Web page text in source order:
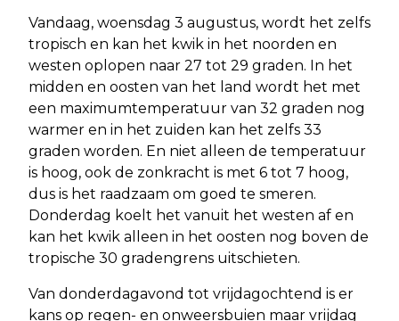
Vandaag, woensdag 3 augustus, wordt het zelfs
tropisch en kan het kwik in het noorden en
westen oplopen naar 27 tot 29 graden. In het
midden en oosten van het land wordt het met
een maximumtemperatuur van 32 graden nog
warmer en in het zuiden kan het zelfs 33
graden worden. En niet alleen de temperatuur
is hoog, ook de zonkracht is met 6 tot 7 hoog,
dus is het raadzaam om goed te smeren.
Donderdag koelt het vanuit het westen af en
kan het kwik alleen in het oosten nog boven de
tropische 30 gradengrens uitschieten.
Van donderdagavond tot vrijdagochtend is er
kans op regen- en onweersbuien maar vrijdag